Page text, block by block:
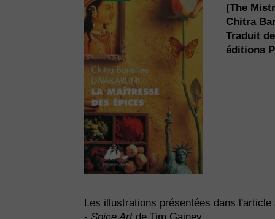
(The
Chitra
Traduit
éditions
Les illustrations présentées dans l'article
-Spice Art de Tim Gainey,